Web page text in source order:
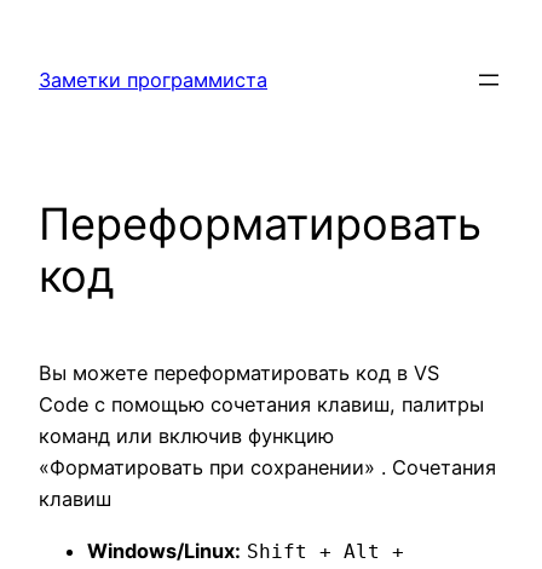
содержимому
Заметки программиста
Переформатировать
код
Вы можете переформатировать код в VS
Code с помощью сочетания клавиш, палитры
команд или включив функцию
«Форматировать при сохранении» . Сочетания
клавиш
Windows/Linux: Shift + Alt +